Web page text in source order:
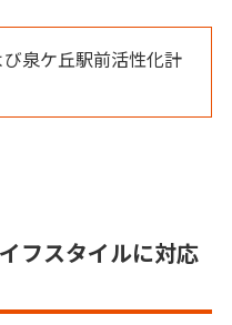
泉ケ丘駅前活性化計
フスタイルに対応